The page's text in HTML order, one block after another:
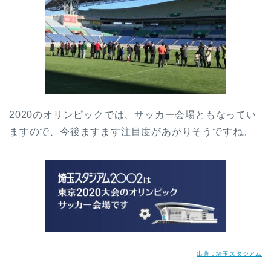
2020のオリンピックでは、サッカー会場ともなってい
ますので、今後ますます注目度があがりそうですね。
出典：埼玉スタジアム